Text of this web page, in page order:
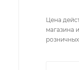
Цена
магазина